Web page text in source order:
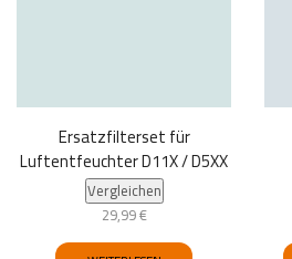
Ersatzfilterset für
Luftentfeuchter D11X / D5XX
Vergleichen
29,99€